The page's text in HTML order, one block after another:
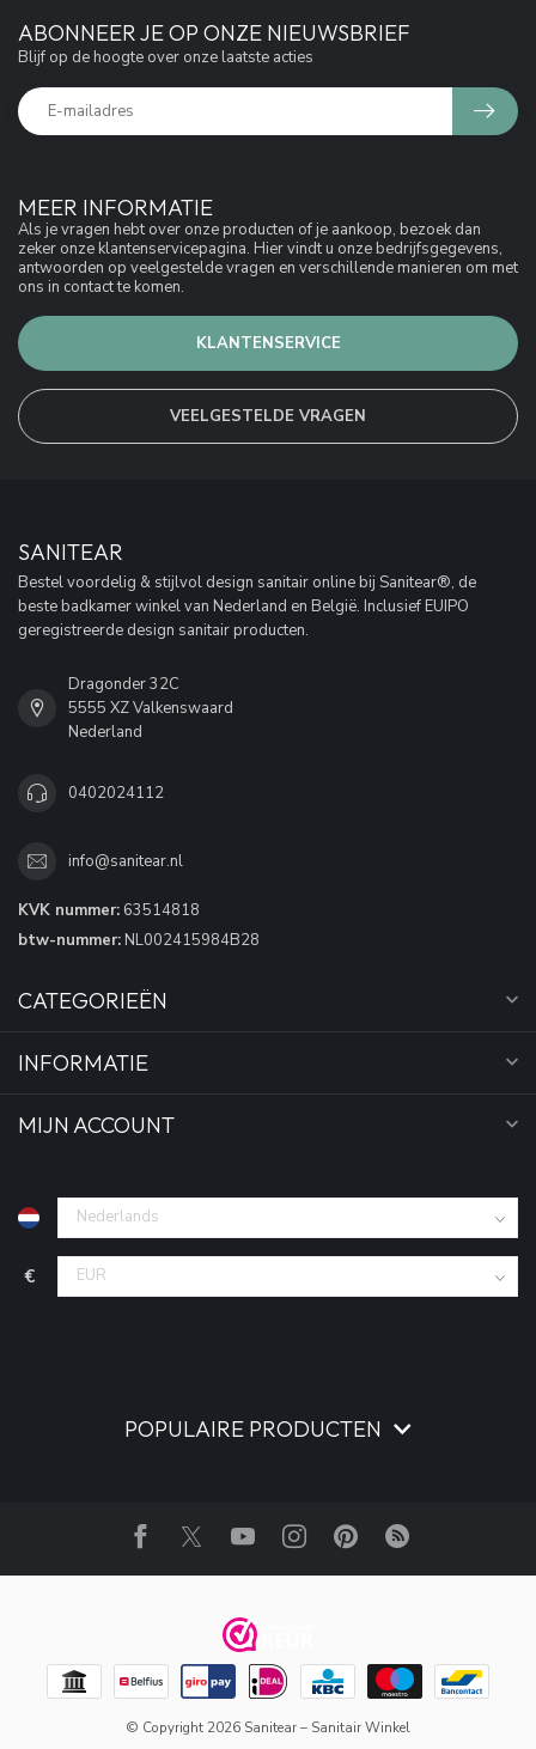
MEER INFORMATIE
Als je vragen hebt over onze producten of je aankoop, bezoek dan
zeker onze klantenservicepagina. Hier vindt u onze bedrijfsgegevens,
antwoorden op veelgestelde vragen en verschillende manieren om met
ons in contact te komen.
KLANTENSERVICE
VEELGESTELDE VRAGEN
ABONNEER JE OP ONZE NIEUWSBRIEF
Blijf op de hoogte over onze laatste acties
SANITEAR
Bestel voordelig & stijlvol design sanitair online bij Sanitear®, de
beste badkamer winkel van Nederland en België. Inclusief EUIPO
geregistreerde design sanitair producten.
Dragonder 32C
5555 XZ Valkenswaard
Nederland
0402024112
info@sanitear.nl
KVK nummer: 63514818
btw-nummer: NL002415984B28
CATEGORIEËN
INFORMATIE
MIJN ACCOUNT
€
POPULAIRE PRODUCTEN
© Copyright 2026 Sanitear – Sanitair Winkel